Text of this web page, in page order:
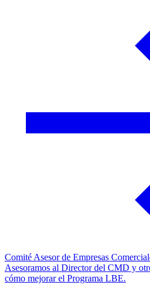
Comité Asesor de Empresas
Asesoramos al Director del CMD y
cómo mejorar el Programa LBE.